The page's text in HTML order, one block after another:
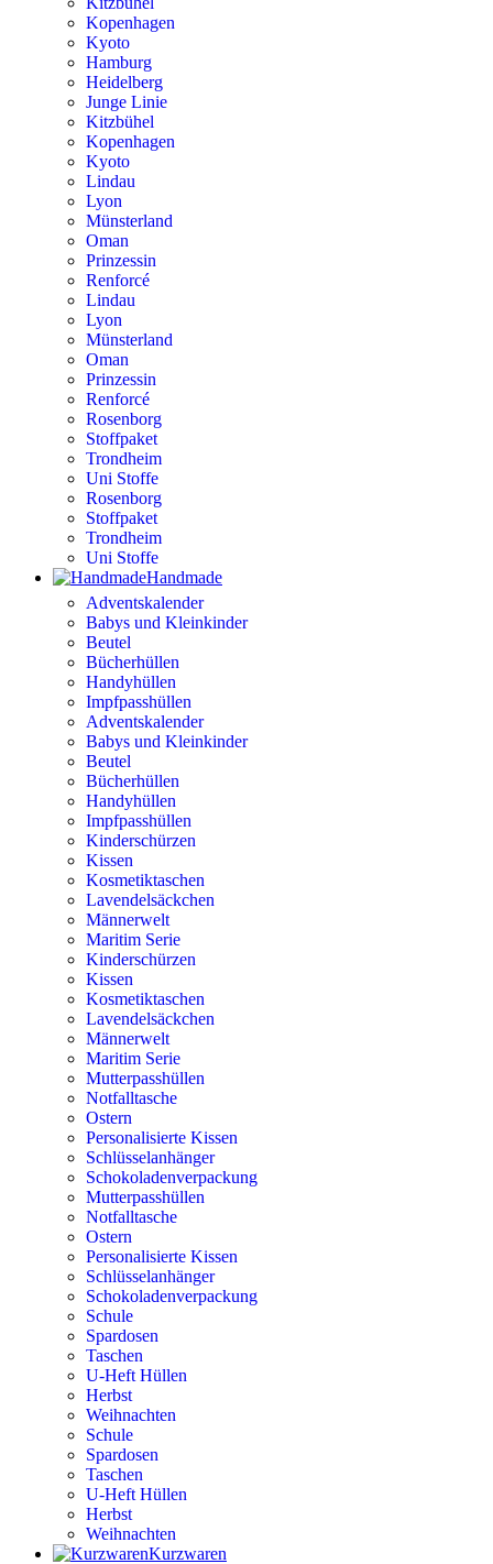
Kopenhagen
Kyoto
Hamburg
Heidelberg
Junge Linie
Kitzbühel
Kopenhagen
Kyoto
Lindau
Lyon
Münsterland
Oman
Prinzessin
Renforcé
Lindau
Lyon
Münsterland
Oman
Prinzessin
Renforcé
Rosenborg
Stoffpaket
Trondheim
Uni Stoffe
Rosenborg
Stoffpaket
Trondheim
Uni Stoffe
Handmade
Adventskalender
Babys und Kleinkinder
Beutel
Bücherhüllen
Handyhüllen
Impfpasshüllen
Adventskalender
Babys und Kleinkinder
Beutel
Bücherhüllen
Handyhüllen
Impfpasshüllen
Kinderschürzen
Kissen
Kosmetiktaschen
Lavendelsäckchen
Männerwelt
Maritim Serie
Kinderschürzen
Kissen
Kosmetiktaschen
Lavendelsäckchen
Männerwelt
Maritim Serie
Mutterpasshüllen
Notfalltasche
Ostern
Personalisierte Kissen
Schlüsselanhänger
Schokoladenverpackung
Mutterpasshüllen
Notfalltasche
Ostern
Personalisierte Kissen
Schlüsselanhänger
Schokoladenverpackung
Schule
Spardosen
Taschen
U-Heft Hüllen
Herbst
Weihnachten
Schule
Spardosen
Taschen
U-Heft Hüllen
Herbst
Weihnachten
Kurzwaren